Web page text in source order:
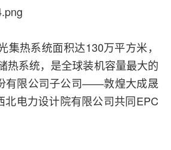
热系统面积达130万平方米，
热系统，是全球装机容量最大的
有限公司子公司——敦煌大成晟
电力设计院有限公司共同EPC